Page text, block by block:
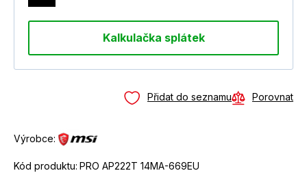
Kalkulačka splátek
Přidat do seznamu Porovnat
Výrobce:
Kód produktu: PRO AP222T 14MA-669EU